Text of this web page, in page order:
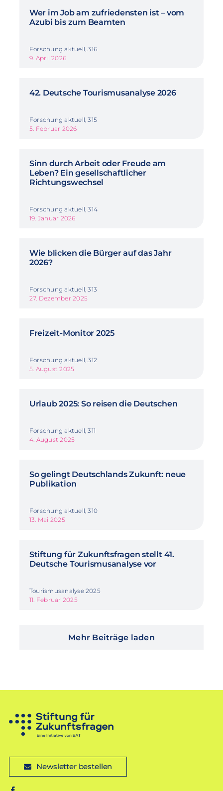
Wer im Job am zufriedensten ist – vom
Azubi bis zum Beamten
Forschung aktuell, 316
9. April 2026
42. Deutsche Tourismusanalyse 2026
Forschung aktuell, 315
5. Februar 2026
Sinn durch Arbeit oder Freude am
Leben? Ein gesellschaftlicher
Richtungswechsel
Forschung aktuell, 314
19. Januar 2026
Wie blicken die Bürger auf das Jahr
2026?
Forschung aktuell, 313
27. Dezember 2025
Freizeit-Monitor 2025
Forschung aktuell, 312
5. August 2025
Urlaub 2025: So reisen die Deutschen
Forschung aktuell, 311
4. August 2025
So gelingt Deutschlands Zukunft: neue
Publikation
Forschung aktuell, 310
13. Mai 2025
Stiftung für Zukunftsfragen stellt 41.
Deutsche Tourismusanalyse vor
Tourismusanalyse 2025
11. Februar 2025
Mehr Beiträge laden
Newsletter bestellen